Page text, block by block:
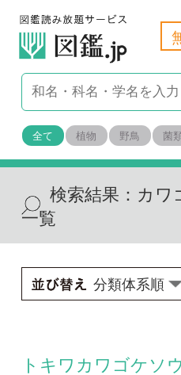
無料
全て 植物 野鳥 菌類
検索結果：カワゴケ
トキワカワゴケソウ